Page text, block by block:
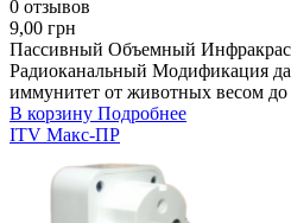
0 отзывов
9,00 грн
Пассивный Объемный
Радиоканальный Модификация
иммунитет от животных весом до
В корзину Подробнее
ITV Макс-ПР